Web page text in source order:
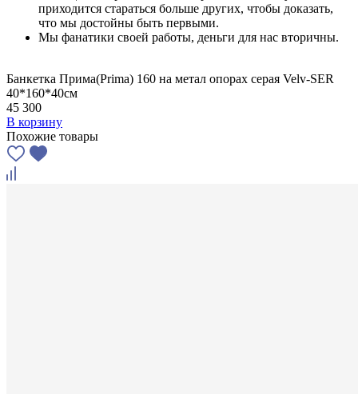
приходится стараться больше других, чтобы доказать,
что мы достойны быть первыми.
Мы фанатики своей работы, деньги для нас вторичны.
Банкетка Прима(Prima) 160 на метал опорах серая Velv-SER
40*160*40см
45 300
В корзину
Похожие товары